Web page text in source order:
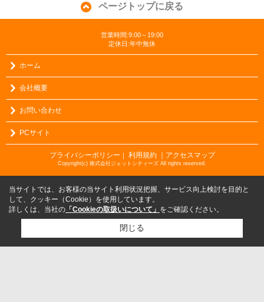
ページトップに戻る
営業時間:9:00～19:00
定休日:年中無休
ホーム
会社概要
お問い合わせ
PCサイト
プライバシーポリシー ｜ 利用規約 ｜アクセスマップ
Copyright(c) 株式会社ジェットシティーズ All rights reserved.
当サイトでは、お客様の当サイト利用状況把握、サービス向上検討を目的と
して、クッキー（Cookie）を使用しています。
詳しくは、当社の 「Cookieの取扱いについて」 をご確認ください。
閉じる